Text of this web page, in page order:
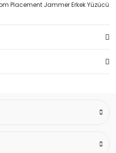
Placement Jammer Erkek Yüzücü